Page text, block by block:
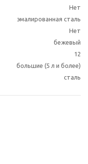
Нет
эмалированная сталь
Нет
бежевый
12
большие (5 л и более)
сталь